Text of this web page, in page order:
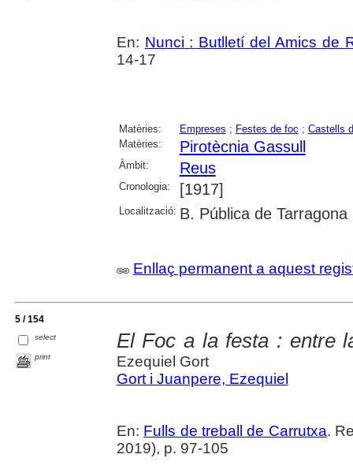
En: Nunci : Butlletí del Amics de
14-17
Matèries: Empreses ; Festes de foc ; Castells
Matèries:
Pirotècnia Gassull
Àmbit: Reus
Cronologia: [1917]
Localització: B. Pública de Tarragona
Enllaç permanent a aquest
5 / 154
select
print
El Foc a la festa : entre
Ezequiel Gort
Gort i Juanpere, Ezequiel
En: Fulls de treball de Carrutxa.
2019), p. 97-105